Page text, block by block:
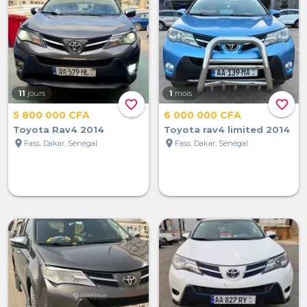
favorite_border
11 jours
5 800 000 CFA
Toyota Rav4 2014
location_on Fass, Dakar, Sénégal
favorite_border
1 mois
6 000 000 CFA
Toyota rav4 limited 2014
location_on Fass, Dakar, Sénégal